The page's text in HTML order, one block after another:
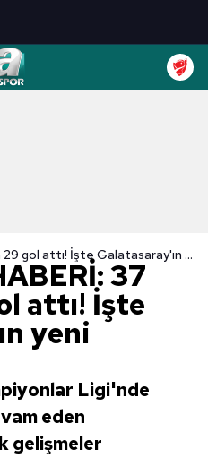
TRANSFER HABERİ: 37 yaşında 29 gol attı! İşte Galatasaray'ın yeni Süperstar'ı
37
attı! İşte
yeni
Ligi'nde
eden
gelişmeler